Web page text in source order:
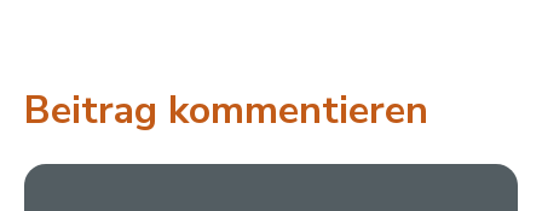
Beitrag kommentieren